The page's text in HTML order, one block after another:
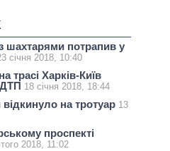
шахтарями потрапив у
січня 2018, 10:40
трасі Харків-Київ
ДТП 18 січня 2018, 18:44
на тротуар 13
проспекті
2018, 11:02